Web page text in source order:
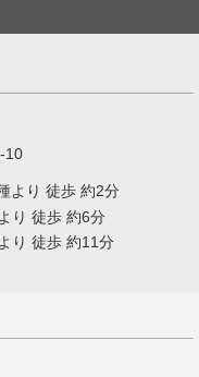
10
より 徒歩 約2分
り 徒歩 約6分
り 徒歩 約11分